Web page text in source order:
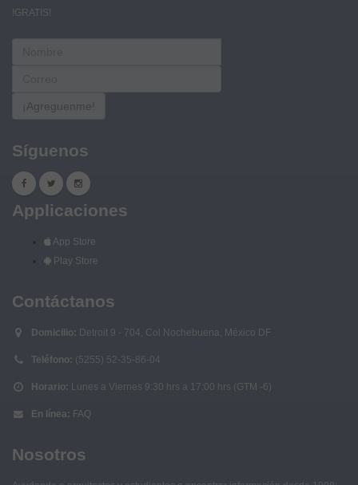
!GRATIS!
¡Agreguenme!
Síguenos
Applicaciones
App Store
Play Store
Contáctanos
Domicilio: Detroit 9 - 704, Col Nochebuena, México DF
Teléfono: (5255) 52-35-86-04
Horario: Lunes a Viernes 9:30 hrs a 17:00 hrs (GTM -6)
En línea: FAQ
Nosotros